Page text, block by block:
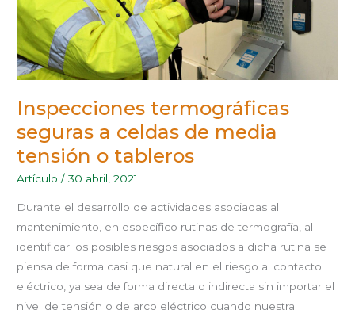
Inspecciones termográficas
seguras a celdas de media
tensión o tableros
Artículo /30 abril, 2021
Durante el desarrollo de actividades asociadas al
mantenimiento, en específico rutinas de termografía, al
identificar los posibles riesgos asociados a dicha rutina se
piensa de forma casi que natural en el riesgo al contacto
eléctrico, ya sea de forma directa o indirecta sin importar el
nivel de tensión o de arco eléctrico cuando nuestra